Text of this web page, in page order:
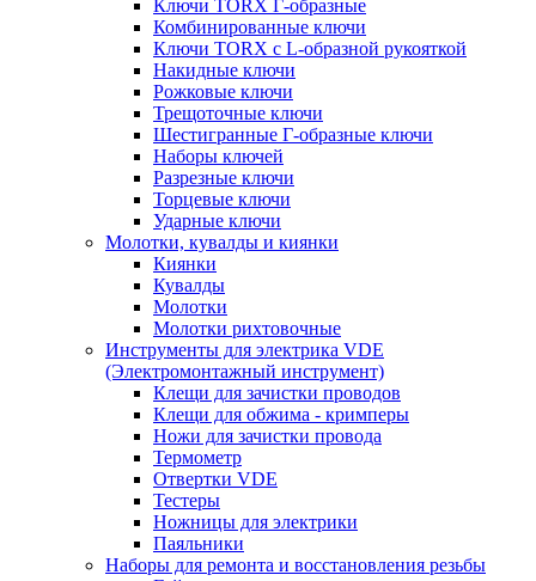
Ключи TORX Г-образные
Комбинированные ключи
Ключи TORX с L-образной рукояткой
Накидные ключи
Рожковые ключи
Трещоточные ключи
Шестигранные Г-образные ключи
Наборы ключей
Разрезные ключи
Торцевые ключи
Ударные ключи
Молотки, кувалды и киянки
Киянки
Кувалды
Молотки
Молотки рихтовочные
Инструменты для электрика VDE
(Электромонтажный инструмент)
Клещи для зачистки проводов
Клещи для обжима - кримперы
Ножи для зачистки провода
Термометр
Отвертки VDE
Тестеры
Ножницы для электрики
Паяльники
Наборы для ремонта и восстановления резьбы